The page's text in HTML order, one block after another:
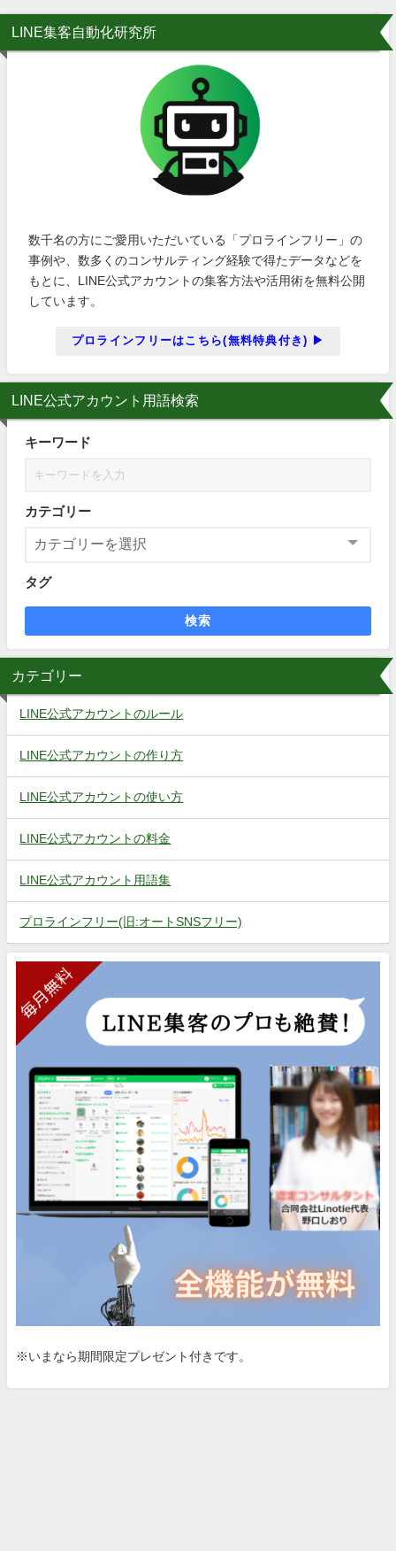
LINE集客自動化研究所
数千名の方にご愛用いただいている「プロラインフリー」の
事例や、数多くのコンサルティング経験で得たデータなどを
もとに、LINE公式アカウントの集客方法や活用術を無料公開
しています。
プロラインフリーはこちら(無料特典付き) ▶
LINE公式アカウント用語検索
キーワード
カテゴリー
タグ
検索
カテゴリー
LINE公式アカウントのルール
LINE公式アカウントの作り方
LINE公式アカウントの使い方
LINE公式アカウントの料金
LINE公式アカウント用語集
プロラインフリー(旧:オートSNSフリー)
※いまなら期間限定プレゼント付きです。